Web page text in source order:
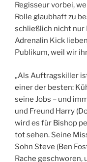
Regisseur vorbei,
Rolle glaubhaft zu
schließlich nicht nur
Adrenalin Kick
Publikum, weil wir
„Als Auftragskiller
einer der besten:
seine Jobs – und
und Freund Harry
wird es für Bishop
tot sehen. Seine
Sohn Steve (Ben
Rache geschworen,